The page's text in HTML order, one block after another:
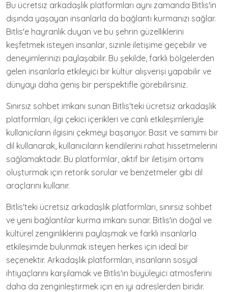
Bu ücretsiz arkadaşlık platformları aynı zamanda Bitlis'in
dışında yaşayan insanlarla da bağlantı kurmanızı sağlar.
Bitlis'e hayranlık duyan ve bu şehrin güzelliklerini
keşfetmek isteyen insanlar, sizinle iletişime geçebilir ve
deneyimlerinizi paylaşabilir. Bu şekilde, farklı bölgelerden
gelen insanlarla etkileyici bir kültür alışverişi yapabilir ve
dünyayı daha geniş bir perspektifle görebilirsiniz.
Sınırsız sohbet imkanı sunan Bitlis'teki ücretsiz arkadaşlık
platformları, ilgi çekici içerikleri ve canlı etkileşimleriyle
kullanıcıların ilgisini çekmeyi başarıyor. Basit ve samimi bir
dil kullanarak, kullanıcıların kendilerini rahat hissetmelerini
sağlamaktadır. Bu platformlar, aktif bir iletişim ortamı
oluşturmak için retorik sorular ve benzetmeler gibi dil
araçlarını kullanır.
Bitlis'teki ücretsiz arkadaşlık platformları, sınırsız sohbet
ve yeni bağlantılar kurma imkanı sunar. Bitlis'in doğal ve
kültürel zenginliklerini paylaşmak ve farklı insanlarla
etkileşimde bulunmak isteyen herkes için ideal bir
seçenektir. Arkadaşlık platformları, insanların sosyal
ihtiyaçlarını karşılamak ve Bitlis'in büyüleyici atmosferini
daha da zenginleştirmek için en iyi adreslerden biridir.